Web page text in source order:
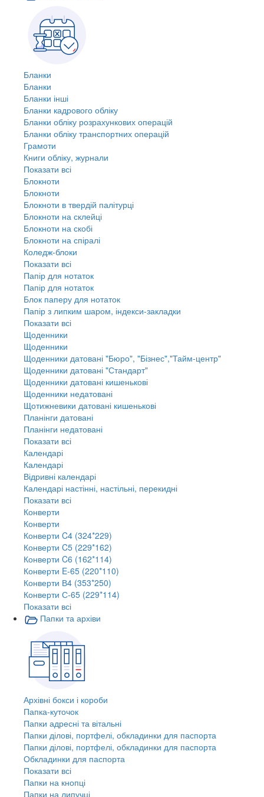
Бланки
Бланки
Бланки інші
Бланки кадрового обліку
Бланки обліку розрахункових операцій
Бланки обліку транспортних операцій
Грамоти
Книги обліку, журнали
Показати всі
Блокноти
Блокноти
Блокноти в твердій палітурці
Блокноти на склейці
Блокноти на скобі
Блокноти на спіралі
Коледж-блоки
Показати всі
Папір для нотаток
Папір для нотаток
Блок паперу для нотаток
Папір з липким шаром, індекси-закладки
Показати всі
Щоденники
Щоденники
Щоденники датовані "Бюро", "Бізнес","Тайм-центр"
Щоденники датовані "Стандарт"
Щоденники датовані кишенькові
Щоденники недатовані
Щотижневики датовані кишенькові
Планінги датовані
Планінги недатовані
Показати всі
Календарі
Календарі
Відривні календарі
Календарі настінні, настільні, перекидні
Показати всі
Конверти
Конверти
Конверти C4 (324*229)
Конверти C5 (229*162)
Конверти C6 (162*114)
Конверти E-65 (220*110)
Конверти В4 (353*250)
Конверти С-65 (229*114)
Показати всі
Папки та архіви
Архівні бокси і короби
Папка-куточок
Папки адресні та вітальні
Папки ділові, портфелі, обкладинки для паспорта
Папки ділові, портфелі, обкладинки для паспорта
Обкладинки для паспорта
Показати всі
Папки на кнопці
Папки на липучці